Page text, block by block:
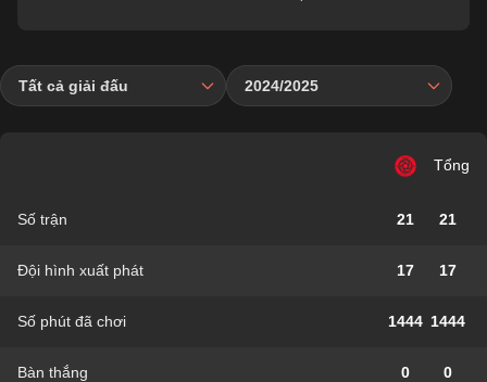
Tất cả giải đấu 2024/2025
Tổng
Số trận 21 21
Đội hình xuất phát 17 17
Số phút đã chơi 1444 1444
Bàn thắng 0 0